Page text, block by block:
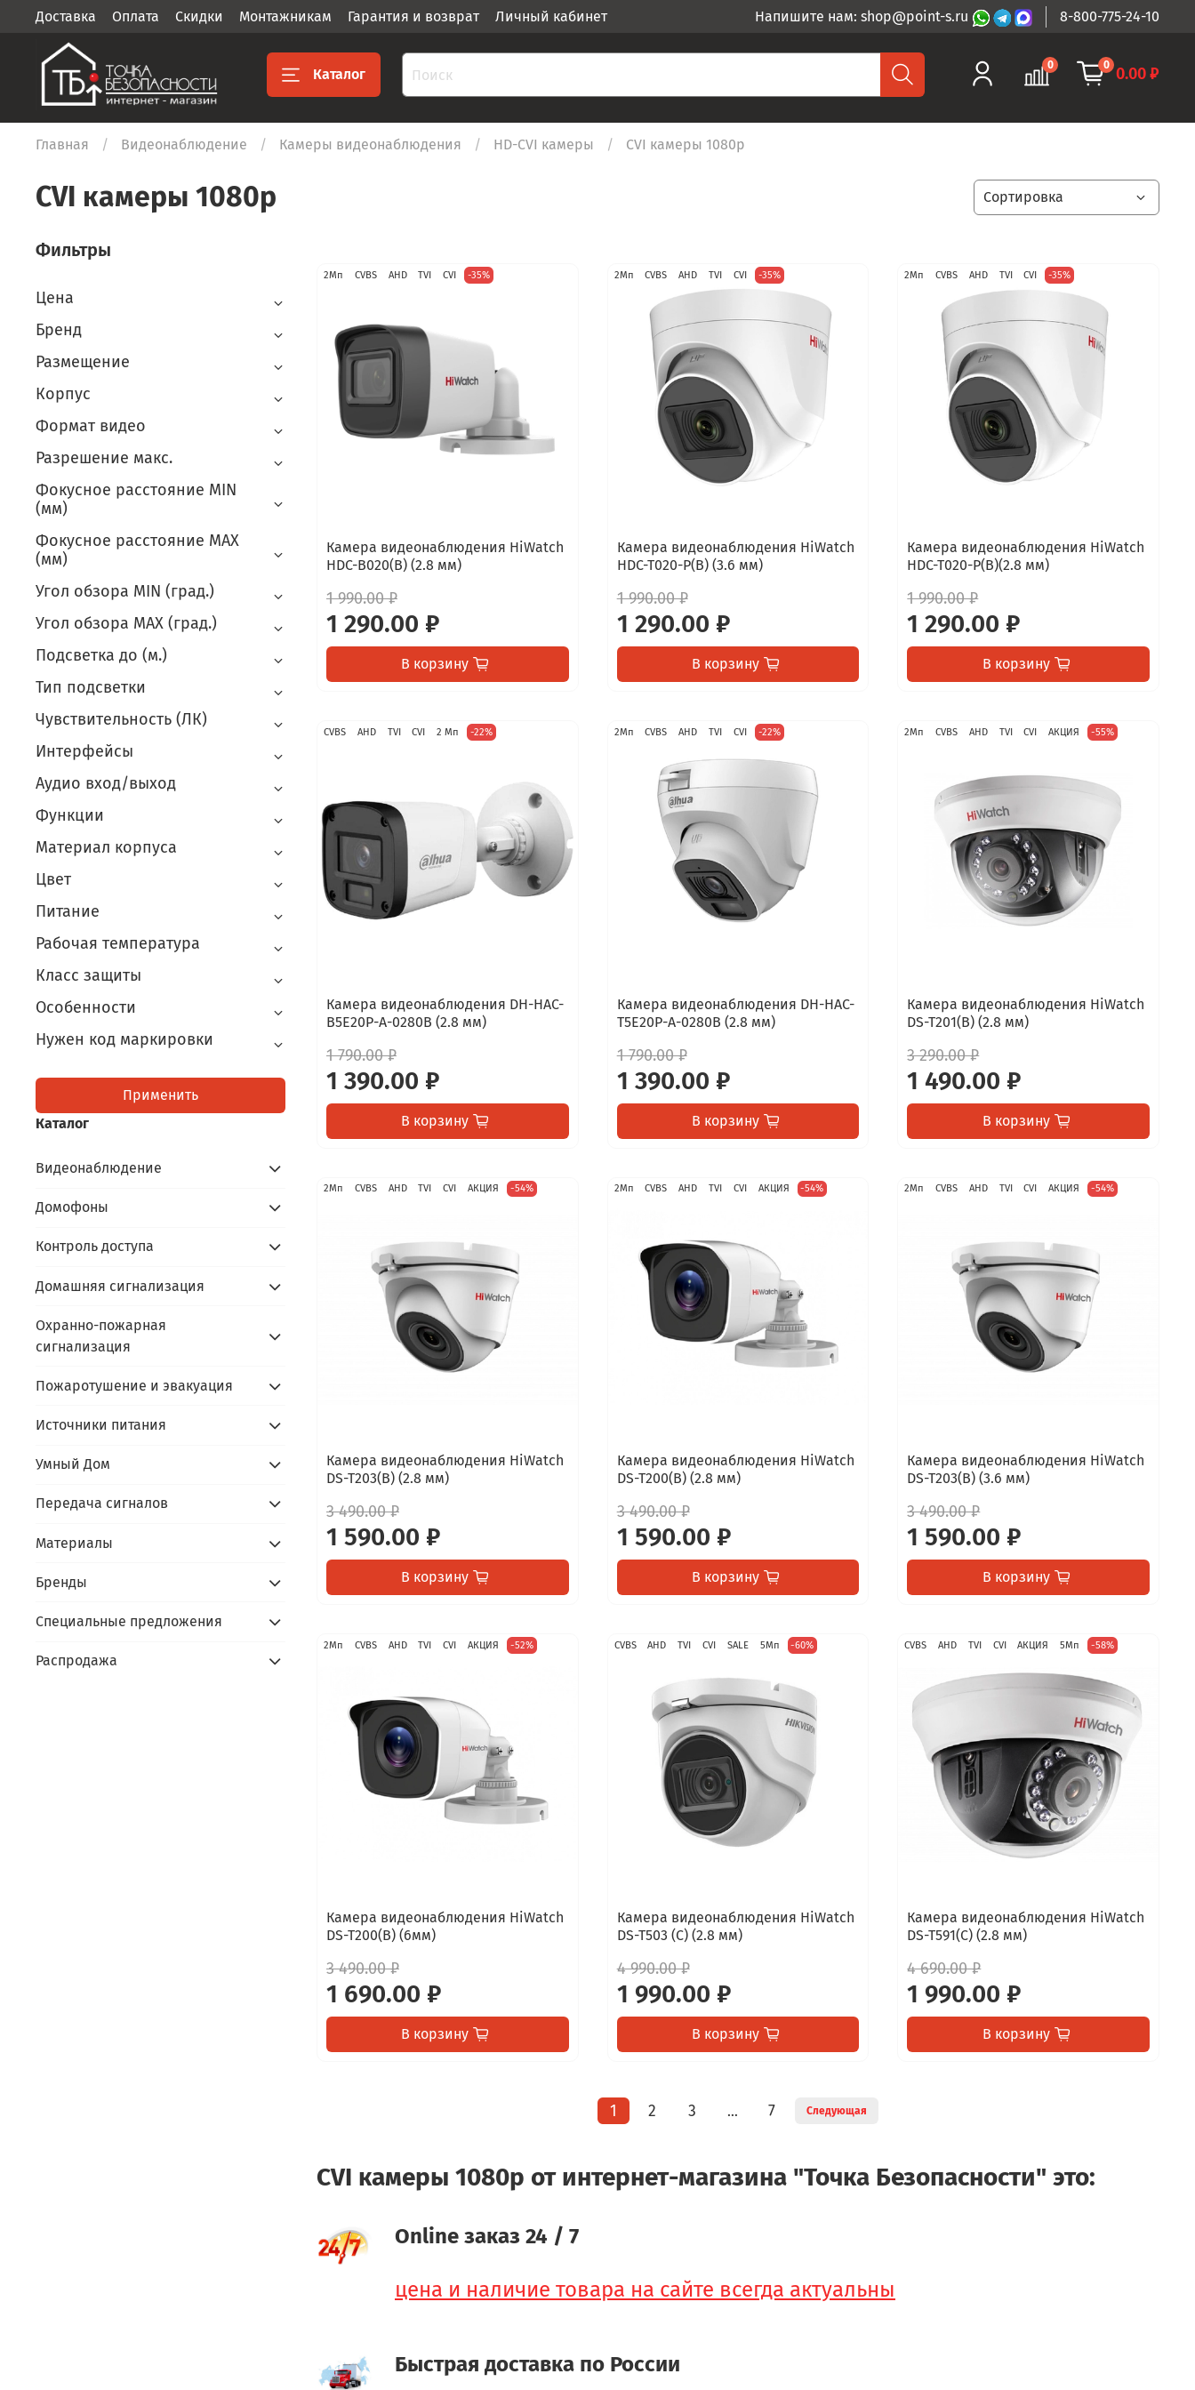
Доставка Оплата Скидки Монтажникам Гарантия и возврат Личный кабинет Напишите нам: shop@point-s.ru 8-800-775-24-10
Каталог
0 0 0.00 ₽
Главная Видеонаблюдение Камеры видеонаблюдения HD-CVI камеры CVI камеры 1080p
CVI камеры 1080p
2Мп CVBS AHD TVI CVI -35%
Камера видеонаблюдения HiWatch
HDC-B020(B) (2.8 мм)
1 990.00 ₽
1 290.00 ₽
В корзину
2Мп CVBS AHD TVI CVI -35%
Камера видеонаблюдения HiWatch
HDC-T020-P(B) (3.6 мм)
1 990.00 ₽
1 290.00 ₽
В корзину
2Мп CVBS AHD TVI CVI -35%
Камера видеонаблюдения HiWatch
HDC-T020-P(B)(2.8 мм)
1 990.00 ₽
1 290.00 ₽
В корзину
CVBS AHD TVI CVI 2 Мп -22%
Камера видеонаблюдения DH-HAC-
B5E20P-A-0280B (2.8 мм)
1 790.00 ₽
1 390.00 ₽
В корзину
2Мп CVBS AHD TVI CVI -22%
Камера видеонаблюдения DH-HAC-
T5E20P-A-0280B (2.8 мм)
1 790.00 ₽
1 390.00 ₽
В корзину
2Мп CVBS AHD TVI CVI АКЦИЯ -55%
Камера видеонаблюдения HiWatch
DS-T201(B) (2.8 мм)
3 290.00 ₽
1 490.00 ₽
В корзину
2Мп CVBS AHD TVI CVI АКЦИЯ -54%
Камера видеонаблюдения HiWatch
DS-T203(B) (2.8 мм)
3 490.00 ₽
1 590.00 ₽
В корзину
2Мп CVBS AHD TVI CVI АКЦИЯ -54%
Камера видеонаблюдения HiWatch
DS-T200(B) (2.8 мм)
3 490.00 ₽
1 590.00 ₽
В корзину
2Мп CVBS AHD TVI CVI АКЦИЯ -54%
Камера видеонаблюдения HiWatch
DS-T203(B) (3.6 мм)
3 490.00 ₽
1 590.00 ₽
В корзину
2Мп CVBS AHD TVI CVI АКЦИЯ -52%
Камера видеонаблюдения HiWatch
DS-T200(B) (6мм)
3 490.00 ₽
1 690.00 ₽
В корзину
CVBS AHD TVI CVI SALE 5Мп -60%
Камера видеонаблюдения HiWatch
DS-T503 (C) (2.8 мм)
4 990.00 ₽
1 990.00 ₽
В корзину
CVBS AHD TVI CVI АКЦИЯ 5Мп -58%
Камера видеонаблюдения HiWatch
DS-T591(C) (2.8 мм)
4 690.00 ₽
1 990.00 ₽
В корзину
1 2 3 … 7 Следующая
CVI камеры 1080p от интернет-магазина "Точка Безопасности" это:
Online заказ 24 / 7
цена и наличие товара на сайте всегда актуальны
Быстрая доставка по России
Фильтры
Цена
Бренд
Размещение
Корпус
Формат видео
Разрешение макс.
Фокусное расстояние MIN
(мм)
Фокусное расстояние MAX
(мм)
Угол обзора MIN (град.)
Угол обзора MAX (град.)
Подсветка до (м.)
Тип подсветки
Чувствительность (ЛК)
Интерфейсы
Аудио вход/выход
Функции
Материал корпуса
Цвет
Питание
Рабочая температура
Класс защиты
Особенности
Нужен код маркировки
Применить
Каталог
Видеонаблюдение
Домофоны
Контроль доступа
Домашняя сигнализация
Охранно-пожарная
сигнализация
Пожаротушение и эвакуация
Источники питания
Умный Дом
Передача сигналов
Материалы
Бренды
Специальные предложения
Распродажа